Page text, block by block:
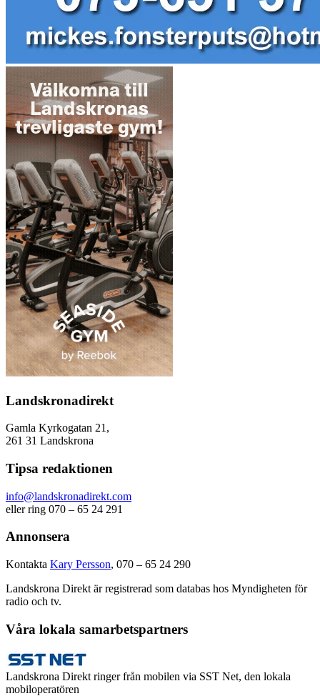
Landskronadirekt
Gamla Kyrkogatan 21,
261 31 Landskrona
Tipsa redaktionen
info@landskronadirekt.com
eller ring 070 – 65 24 291
Annonsera
Kontakta Kary Persson, 070 – 65 24 290
Landskrona Direkt är registrerad som databas hos Myndigheten för
radio och tv.
Våra lokala samarbetspartners
Landskrona Direkt ringer från mobilen via SST Net, den lokala
mobiloperatören